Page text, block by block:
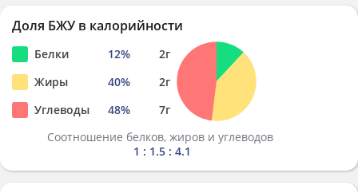
Доля БЖУ в калорийности
Белки 12% 2г
Жиры
40% 2г
Углеводы
48% 7г
Соотношение белков, жиров и углеводов
1 : 1.5 : 4.1